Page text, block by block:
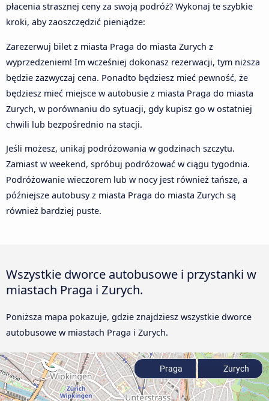
płacenia strasznej ceny za swoją podróż? Wykonaj te szybkie
kroki, aby zaoszczędzić pieniądze:
Zarezerwuj bilet z miasta Praga do miasta Zurych z
wyprzedzeniem! Im wcześniej dokonasz rezerwacji, tym niższa
będzie zazwyczaj cena. Ponadto będziesz mieć pewność, że
będziesz mieć miejsce w autobusie z miasta Praga do miasta
Zurych, w porównaniu do sytuacji, gdy kupisz go w ostatniej
chwili lub bezpośrednio na stacji.
Jeśli możesz, unikaj podróżowania w godzinach szczytu.
Zamiast w weekend, spróbuj podróżować w ciągu tygodnia.
Podróżowanie wieczorem lub w nocy jest również tańsze, a
późniejsze autobusy z miasta Praga do miasta Zurych są
również bardziej puste.
Wszystkie dworce autobusowe i przystanki w
miastach Praga i Zurych.
Poniższa mapa pokazuje, gdzie znajdziesz wszystkie dworce
autobusowe w miastach Praga i Zurych.
Praga Zurych